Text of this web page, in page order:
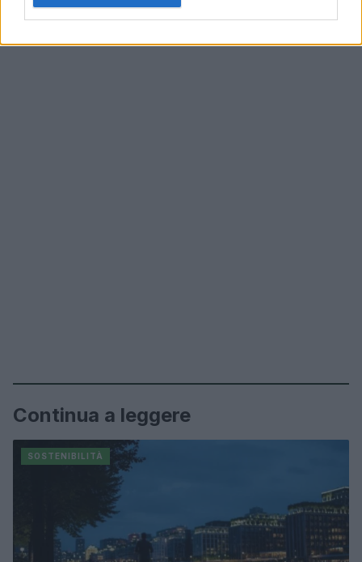
Continua a leggere
SOSTENIBILITÀ